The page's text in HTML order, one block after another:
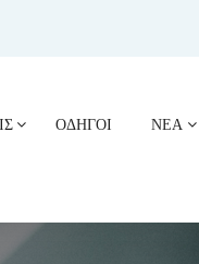
ΟΔΗΓΟΙ ΝΕΑ